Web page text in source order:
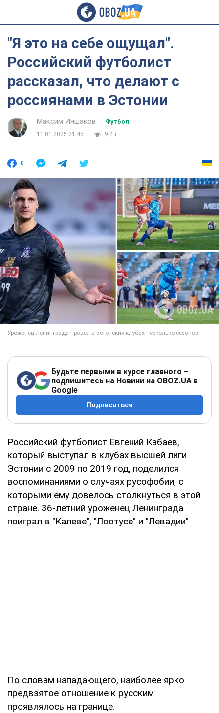
"Я это на себе ощущал".
Российский футболист
рассказал, что делают с
россиянами в Эстонии
Максим Иншаков
Футбол
11.01.2025 21:45
9,4 т.
0
Будьте первыми в курсе главного –
подпишитесь на Новини на OBOZ.UA в
Google
Подписаться
Российский футболист Евгений Кабаев,
который выступал в клубах высшей лиги
Эстонии с 2009 по 2019 год, поделился
воспоминаниями о случаях русофобии, с
которыми ему довелось столкнуться в этой
стране. 36-летний уроженец Ленинграда
поиграл в "Калеве", "Лоотусе" и "Левадии"
По словам нападающего, наиболее ярко
предвзятое отношение к русским
проявлялось на границе.